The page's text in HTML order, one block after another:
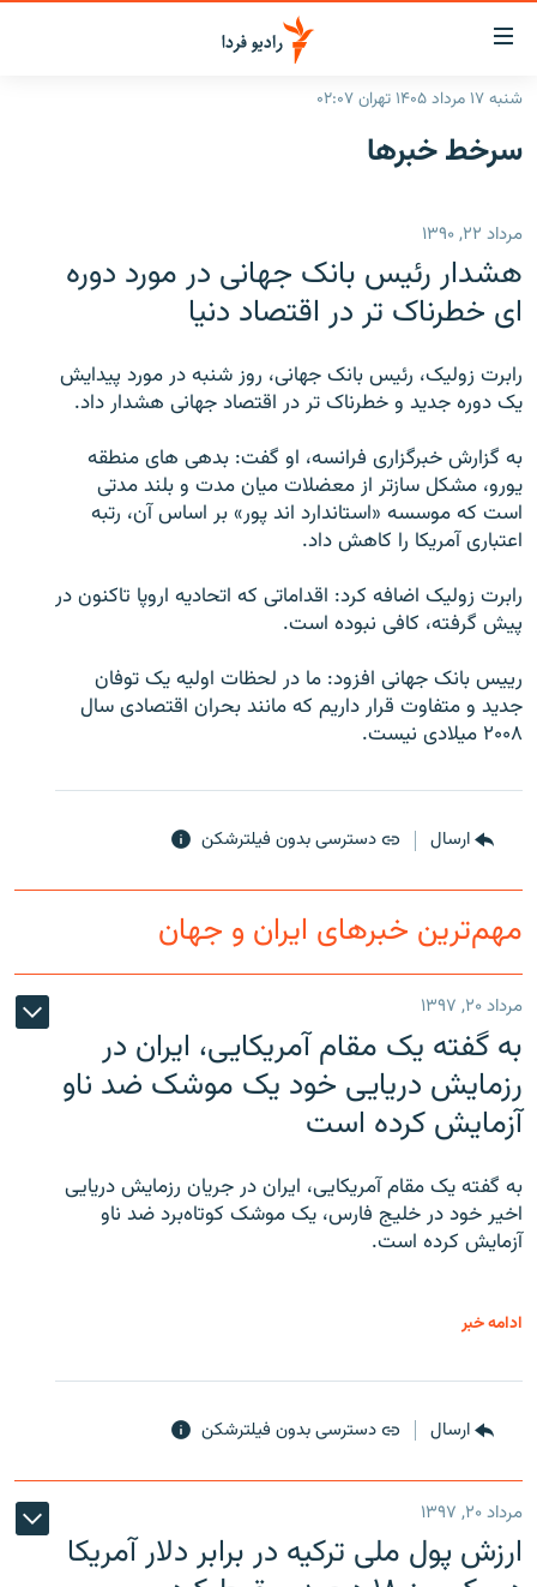
لینک‌های
قابلیت
دسترسی
بازگشت
اصلی
رفتن
صفحه
ایران
رادیو
انتخاب کنید و بشنوید
فرکانس‌ها
پادکست
گزارش‌های تصویری
زنان فردا
English
به ما بپیوندید
زبان‌های دیگر
شنبه ۱۷ مرداد ۱۴۰۵ تهران ۰۲:۰۷
سرخط‌ خبرها
مرداد ۲۲, ۱۳۹۰
هشدار رئيس بانک جهانی در مورد دوره
ای خطرناک تر در اقتصاد دنيا
رابرت زوليک، رئيس بانک جهانی، روز شنبه در مورد پيدايش
يک دوره جديد و خطرناک تر در اقتصاد جهانی هشدار داد.
به گزارش خبرگزاری فرانسه، او گفت: بدهی های منطقه
يورو، مشکل سازتر از معضلات ميان مدت و بلند مدتی
است که موسسه «استاندارد اند پور» بر اساس آن، رتبه
اعتباری آمريکا را کاهش داد.
رابرت زوليک اضافه کرد: اقداماتی که اتحاديه اروپا تاکنون در
پيش گرفته، کافی نبوده است.
رييس بانک جهانی افزود: ما در لحظات اوليه يک توفان
جديد و متفاوت قرار داريم که مانند بحران اقتصادی سال
۲۰۰۸ ميلادی نيست.
ارسال دسترسی بدون فیلترشکن
مهم‌ترین خبرهای ایران و جهان
مرداد ۲۰, ۱۳۹۷
به گفته یک مقام آمریکایی، ایران در
رزمایش دریایی خود یک موشک ضد ناو
آزمایش کرده است
به گفته یک مقام آمریکایی، ایران در جریان رزمایش دریایی
اخیر خود در خلیج فارس، یک موشک کوتاه‌برد ضد ناو
آزمایش کرده است.
ادامه خبر
ارسال دسترسی بدون فیلترشکن
مرداد ۲۰, ۱۳۹۷
ارزش پول ملی ترکیه در برابر دلار آمریکا